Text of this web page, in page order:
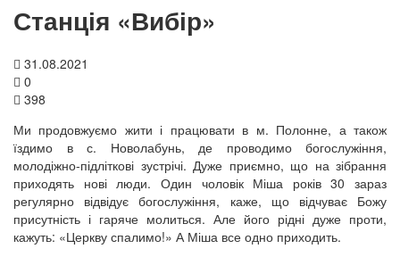
Станція «Вибір»
31.08.2021
0
398
Ми продовжуємо жити і працювати в м. Полонне, а також
їздимо в с. Новолабунь, де проводимо богослужіння,
молодіжно-підліткові зустрічі. Дуже приємно, що на зібрання
приходять нові люди. Один чоловік Міша років 30 зараз
регулярно відвідує богослужіння, каже, що відчуває Божу
присутність і гаряче молиться. Але його рідні дуже проти,
кажуть: «Церкву спалимо!» А Міша все одно приходить.